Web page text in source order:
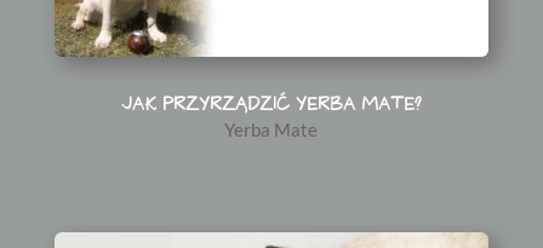
JAK PRZYRZĄDZIĆ YERBA MATE?
Yerba Mate